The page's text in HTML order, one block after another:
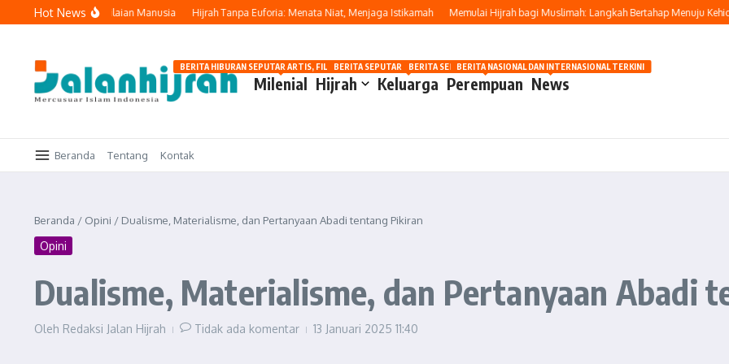
Lewati ke konten
Hot News
Bukan karena Penilaian Manusia Hijrah Tanpa Euforia: Menata Niat, Menjaga Istikamah Memulai Hijrah bagi Muslimah: Langkah Bertahap Menuju
Milenial
BERITA HIBURAN SEPUTAR ARTIS, FILM, DAN GOSIP
Hijrah Keluarga
BERITA SEPUTAR OTOMOTIF HARI INI
Perempuan
BERITA SEPUTAR KECANTIKAN WANITA
News
BERITA NASIONAL DAN INTERNASIONAL TERKINI
Beranda Tentang Kontak
Beranda / Opini / Dualisme, Materialisme, dan Pertanyaan Abadi tentang Pikiran
Opini
Dualisme, Materialisme, dan Pertanyaan Abadi
Oleh Redaksi Jalan Hijrah Tidak ada komentar 13 Januari 2025 11:40